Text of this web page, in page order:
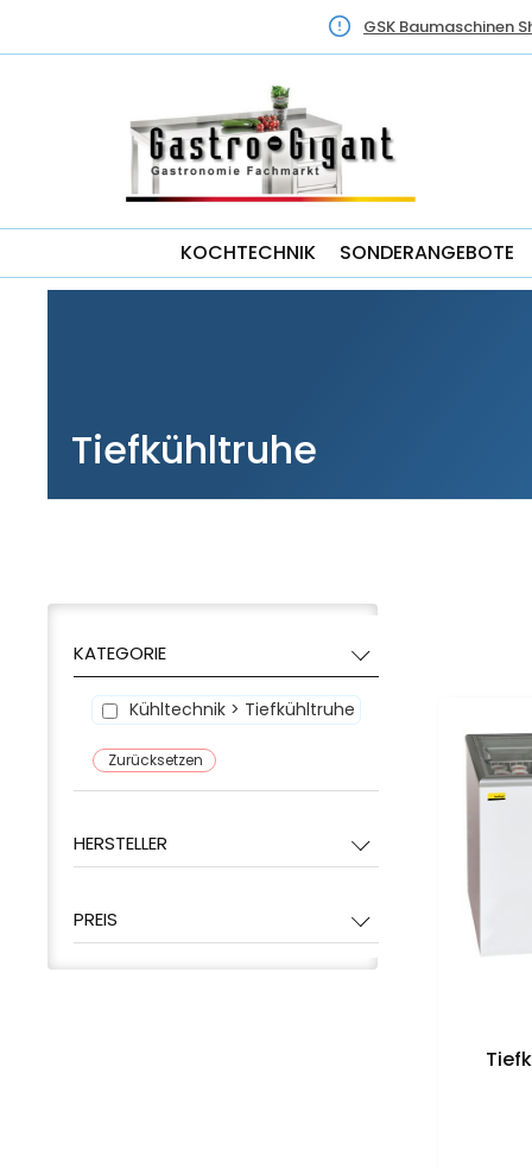
GSK Baumaschinen
KOCHTECHNIK SONDERANGEBOTE
Tiefkühltruhe
KATEGORIE
Kühltechnik > Tiefkühltruhe
Zurücksetzen
HERSTELLER
PREIS